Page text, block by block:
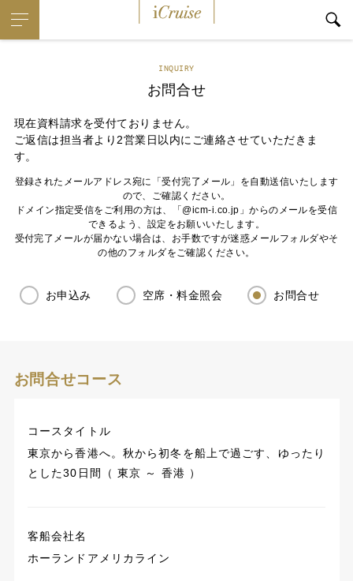
INQUIRY
お問合せ
現在資料請求を受付ておりません。
ご返信は担当者より2営業日以内にご連絡させていただきま
す。
登録されたメールアドレス宛に「受付完了メール」を自動送信いたします
ので、ご確認ください。
ドメイン指定受信をご利用の方は、「@icm-i.co.jp」からのメールを受信
できるよう、設定をお願いいたします。
受付完了メールが届かない場合は、お手数ですが迷惑メールフォルダやそ
の他のフォルダをご確認ください。
お申込み 空席・料金照会 お問合せ
お問合せコース
コースタイトル
東京から香港へ。秋から初冬を船上で過ごす、ゆったり
とした30日間（ 東京 ～ 香港 ）
客船会社名
ホーランドアメリカライン